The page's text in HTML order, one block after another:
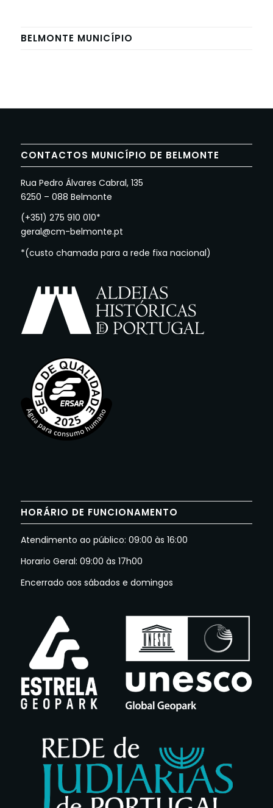
BELMONTE MUNICÍPIO
CONTACTOS MUNICÍPIO DE BELMONTE
Rua Pedro Álvares Cabral, 135
6250 – 088 Belmonte
(+351) 275 910 010*
geral@cm-belmonte.pt
*(custo chamada para a rede fixa nacional)
HORÁRIO DE FUNCIONAMENTO
Atendimento ao público: 09:00 às 16:00
Horario Geral: 09:00 às 17h00
Encerrado aos sábados e domingos